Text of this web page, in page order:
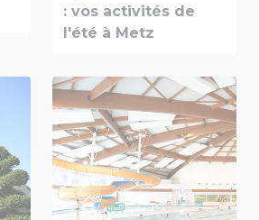
: vos activités de
l'été à Metz